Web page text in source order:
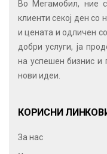
Во Мегамобил, ние
клиенти секој ден со
и цената и одличен
добри услуги, ја
на успешен бизнис и
нови идеи.
КОРИСНИ
За нас